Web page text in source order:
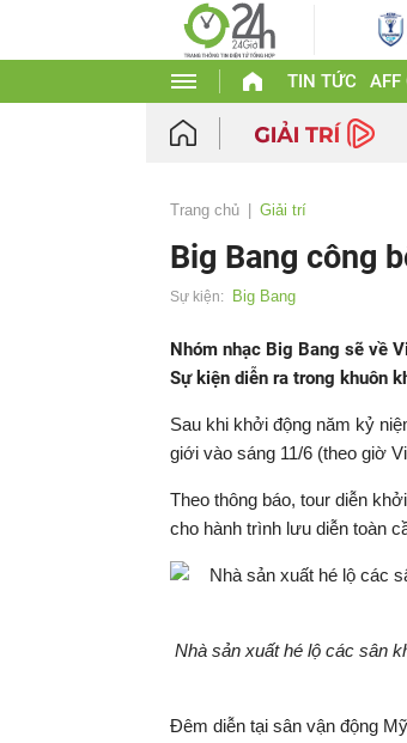
TIN TỨC AFF
Trang chủ Giải trí
Big Bang công
Sự kiện: Big Bang
Nhóm nhạc Big Bang sẽ về
Sự kiện diễn ra trong khuôn
Sau khi khởi động năm kỷ
giới vào sáng 11/6 (theo giờ
Theo thông báo, tour diễn
cho hành trình lưu diễn toàn
Nhà sản xuất hé lộ các sân
Đêm diễn tại sân vận động